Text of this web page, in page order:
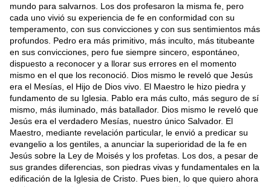
mundo para salvarnos. Los dos profesaron la misma fe, pero
cada uno vivió su experiencia de fe en conformidad con su
temperamento, con sus convicciones y con sus sentimientos más
profundos. Pedro era más primitivo, más inculto, más titubeante
en sus convicciones, pero fue siempre sincero, espontáneo,
dispuesto a reconocer y a llorar sus errores en el momento
mismo en el que los reconoció. Dios mismo le reveló que Jesús
era el Mesías, el Hijo de Dios vivo. El Maestro le hizo piedra y
fundamento de su Iglesia. Pablo era más culto, más seguro de sí
mismo, más iluminado, más batallador. Dios mismo le reveló que
Jesús era el verdadero Mesías, nuestro único Salvador. El
Maestro, mediante revelación particular, le envió a predicar su
evangelio a los gentiles, a anunciar la superioridad de la fe en
Jesús sobre la Ley de Moisés y los profetas. Los dos, a pesar de
sus grandes diferencias, son piedras vivas y fundamentales en la
edificación de la Iglesia de Cristo. Pues bien, lo que quiero ahora